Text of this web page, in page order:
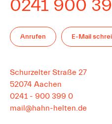
0241 900
Anrufen E-Mail
Schurzelter Straße 27
52074 Aachen
0241 - 900 399 0
mail@hahn-helten.de